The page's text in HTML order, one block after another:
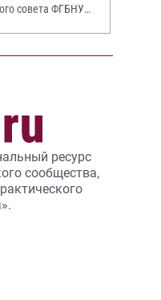
совета ФГБНУ
ресурс
сообщества,